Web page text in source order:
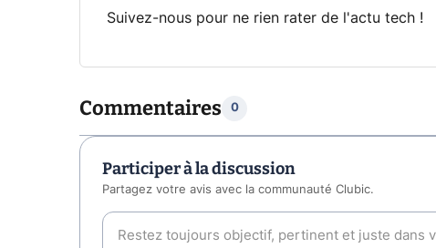
Suivez-nous pour ne rien rater de l'actu tech !
Commentaires 0
Participer à la discussion
Partagez votre avis avec la communauté Clubic.